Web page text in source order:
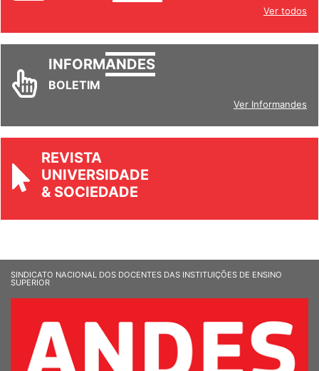
Ver todos
INFORMANDES
BOLETIM
Ver Informandes
REVISTA
UNIVERSIDADE
& SOCIEDADE
SINDICATO NACIONAL DOS DOCENTES DAS INSTITUIÇÕES DE ENSINO
SUPERIOR